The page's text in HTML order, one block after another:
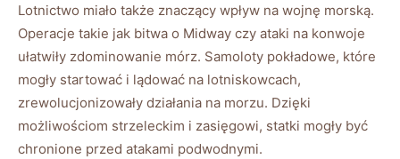
Lotnictwo miało także znaczący wpływ na wojnę morską.
Operacje takie jak bitwa o Midway czy ataki na konwoje
ułatwiły zdominowanie mórz. Samoloty pokładowe, które
mogły startować i lądować na lotniskowcach,
zrewolucjonizowały działania na morzu. Dzięki
możliwościom strzeleckim i zasięgowi, statki mogły być
chronione przed atakami podwodnymi.